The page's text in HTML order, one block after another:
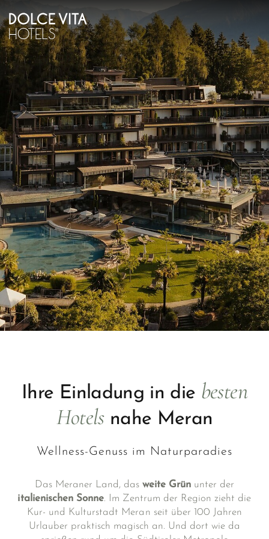
Ihre Einladung in die besten
Hotelsnahe Meran
Wellness-Genuss im Naturparadies
Das Meraner Land, dasweite Grün unter der
italienischen Sonne. Im Zentrum der Region zieht die
Kur- und Kulturstadt Meran seit über 100 Jahren
Urlauber praktisch magisch an. Und dort wie da